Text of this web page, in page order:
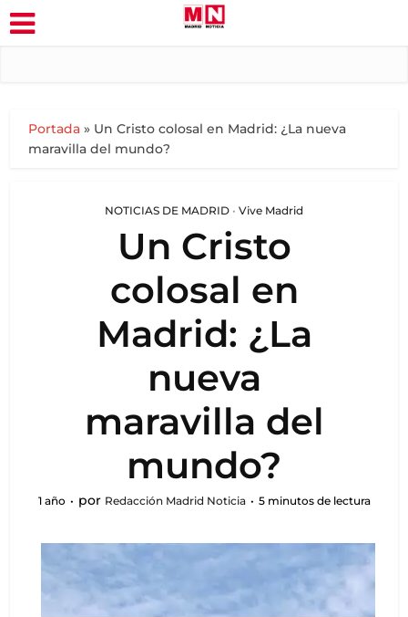
Portada » Un Cristo colosal en Madrid: ¿La nueva
maravilla del mundo?
NOTICIAS DE MADRID • Vive Madrid
Un Cristo
colosal en
Madrid: ¿La
nueva
maravilla del
mundo?
1 año por Redacción Madrid Noticia 5 minutos de lectura